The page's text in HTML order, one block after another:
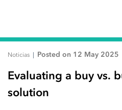
Noticias | Posted on 12 May 2025
Evaluating a buy vs.
solution